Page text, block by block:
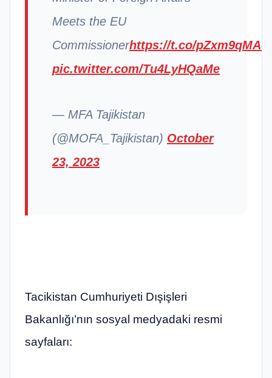
Meets the EU
Commissionerhttps://t.co/
pic.twitter.com/Tu4LyHQaMe
— MFA Tajikistan
(@MOFA_Tajikistan) October
23, 2023
Tacikistan Cumhuriyeti Dışişleri
Bakanlığı’nın sosyal medyadaki resmi
sayfaları: